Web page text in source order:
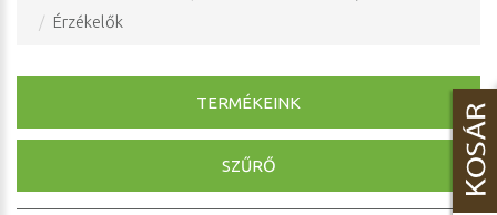
Érzékelők
TERMÉKEINK
SZŰRŐ
Maximum ár
18000Ft